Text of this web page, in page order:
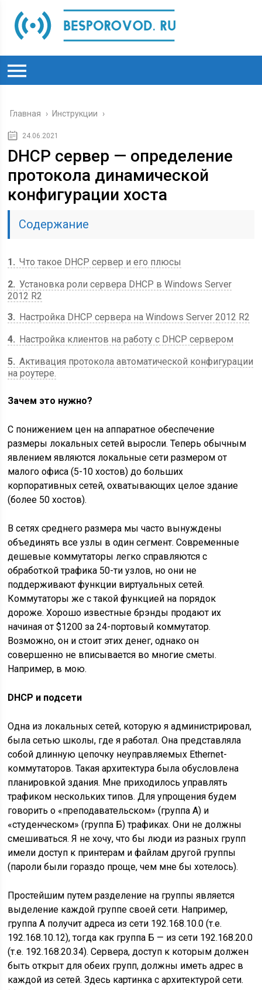
Главная › Инструкции ›
24.06.2021
DHCP сервер — определение
протокола динамической
конфигурации хоста
Содержание
1
Что такое DHCP сервер и его плюсы
2 Установка роли сервера DHCP в Windows Server
2012 R2
3
Настройка DHCP сервера на Windows Server 2012 R2
4
Настройка клиентов на работу с DHCP сервером
5 Активация протокола автоматической конфигурации
на роутере.
Зачем это нужно?
С понижением цен на аппаратное обеспечение
размеры локальных сетей выросли. Теперь обычным
явлением являются локальные сети размером от
малого офиса (5-10 хостов) до больших
корпоративных сетей, охватывающих целое здание
(более 50 хостов).
В сетях среднего размера мы часто вынуждены
объединять все узлы в один сегмент. Современные
дешевые коммутаторы легко справляются с
обработкой трафика 50-ти узлов, но они не
поддерживают функции виртуальных сетей.
Коммутаторы же с такой функцией на порядок
дороже. Хорошо известные брэнды продают их
начиная от $1200 за 24-портовый коммутатор.
Возможно, он и стоит этих денег, однако он
совершенно не вписывается во многие сметы.
Например, в мою.
DHCP и подсети
Одна из локальных сетей, которую я администрировал,
была сетью школы, где я работал. Она представляла
собой длинную цепочку неуправляемых Ethernet-
коммутаторов. Такая архитектура была обусловлена
планировкой здания. Мне приходилось управлять
трафиком нескольких типов. Для упрощения будем
говорить о «преподавательском» (группа А) и
«студенческом» (группа Б) трафиках. Они не должны
смешиваться. Я не хочу, что бы люди из разных групп
имели доступ к принтерам и файлам другой группы
(пароли были гораздо проще, чем мне бы хотелось).
Простейшим путем разделение на группы является
выделение каждой группе своей сети. Например,
группа А получит адреса из сети 192.168.10.0 (т.е.
192.168.10.12), тогда как группа Б — из сети 192.168.20.0
(т.е. 192.168.20.34). Сервера, доступ к которым должен
быть открыт для обеих групп, должны иметь адрес в
каждой из сетей. Здесь картинка с архитектурой сети.